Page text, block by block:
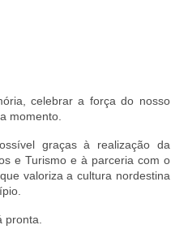
celebrar a força do nosso
momento.
graças à realização da
e Turismo e à parceria com o
valoriza a cultura nordestina
pronta.